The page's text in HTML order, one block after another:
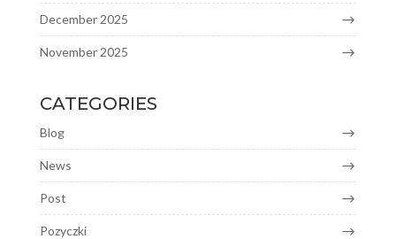
December 2025
November 2025
CATEGORIES
Blog
News
Post
Pozyczki